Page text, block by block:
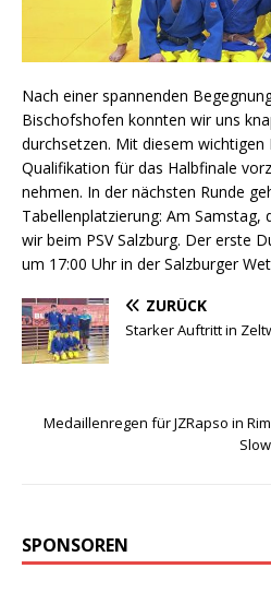
Nach einer spannenden
Bischofshofen konnten wir uns
durchsetzen. Mit diesem wichtigen
Qualifikation für das Halbfinale
nehmen. In der nächsten Runde
Tabellenplatzierung: Am Samstag,
wir beim PSV Salzburg. Der erste
um 17:00 Uhr in der Salzburger
ZURÜCK
Starker Auftritt in
Medaillenregen für JZRapso in
SPONSOREN